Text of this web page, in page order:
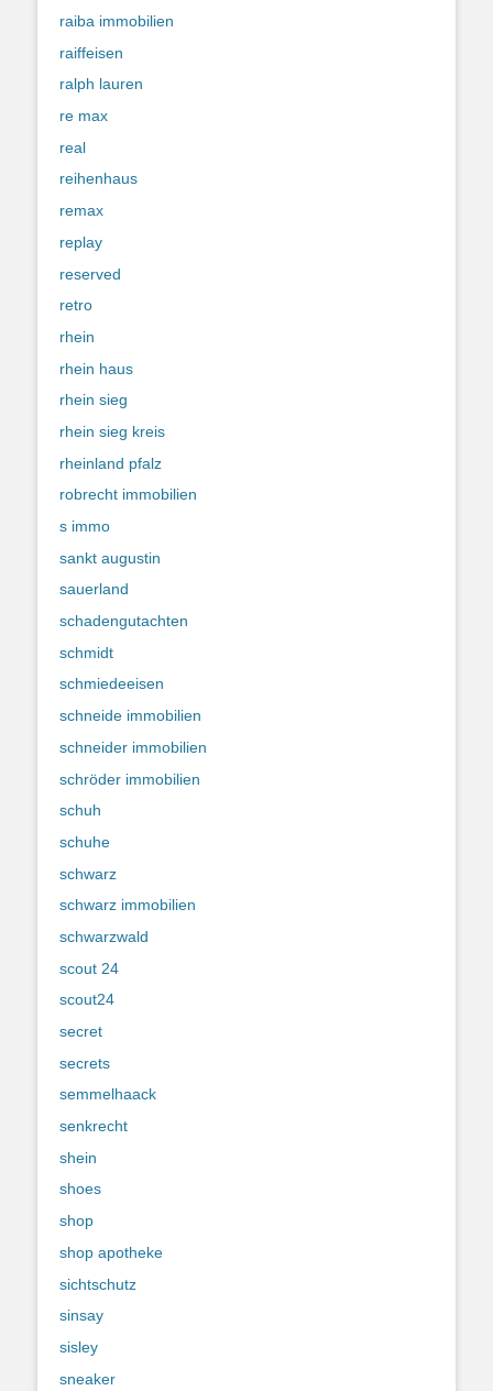
raiba immobilien
raiffeisen
ralph lauren
re max
real
reihenhaus
remax
replay
reserved
retro
rhein
rhein haus
rhein sieg
rhein sieg kreis
rheinland pfalz
robrecht immobilien
s immo
sankt augustin
sauerland
schadengutachten
schmidt
schmiedeeisen
schneide immobilien
schneider immobilien
schröder immobilien
schuh
schuhe
schwarz
schwarz immobilien
schwarzwald
scout 24
scout24
secret
secrets
semmelhaack
senkrecht
shein
shoes
shop
shop apotheke
sichtschutz
sinsay
sisley
sneaker